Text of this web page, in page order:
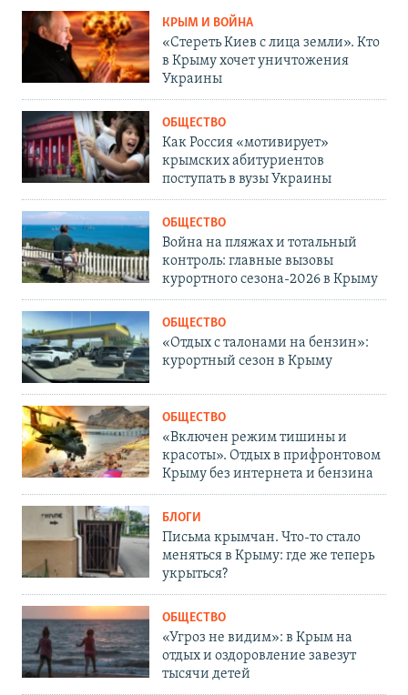
КРЫМ И ВОЙНА
«Стереть Киев с лица земли». Кто
в Крыму хочет уничтожения
Украины
ОБЩЕСТВО
Как Россия «мотивирует»
крымских абитуриентов
поступать в вузы Украины
ОБЩЕСТВО
Война на пляжах и тотальный
контроль: главные вызовы
курортного сезона-2026 в Крыму
ОБЩЕСТВО
«Отдых с талонами на бензин»:
курортный сезон в Крыму
ОБЩЕСТВО
«Включен режим тишины и
красоты». Отдых в прифронтовом
Крыму без интернета и бензина
БЛОГИ
Письма крымчан. Что-то стало
меняться в Крыму: где же теперь
укрыться?
ОБЩЕСТВО
«Угроз не видим»: в Крым на
отдых и оздоровление завезут
тысячи детей